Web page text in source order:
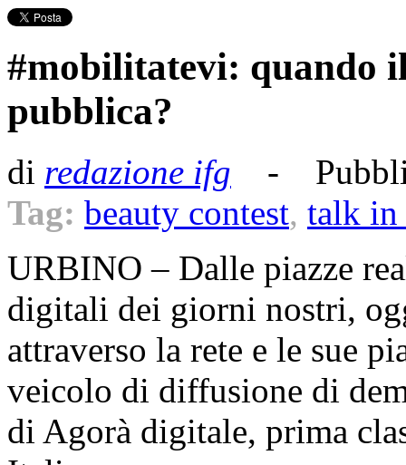
#mobilitatevi: quando
pubblica?
di redazione ifg -
Tag: beauty contest, talk in
URBINO – Dalle piazze
digitali dei giorni nostri,
attraverso la rete e le sue
veicolo di diffusione di
di Agorà digitale, prima